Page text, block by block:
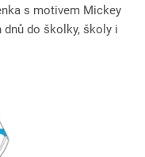
s motivem Mickey
do školky, školy i